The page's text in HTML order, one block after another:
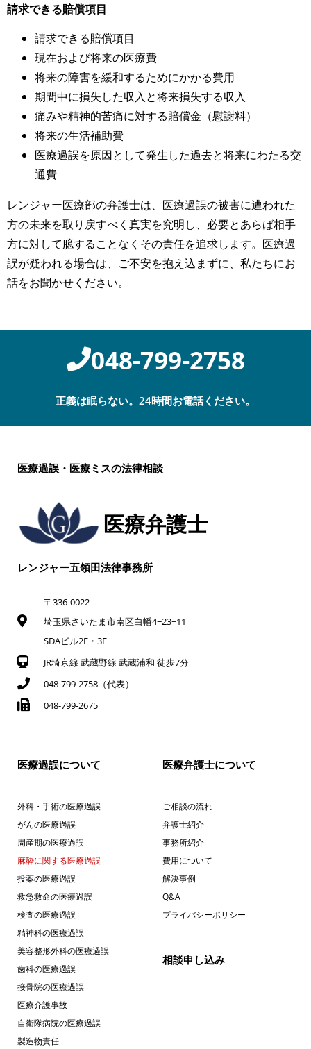
請求できる賠償項目
請求できる賠償項目
現在および将来の医療費
将来の障害を緩和するためにかかる費用
期間中に損失した収入と将来損失する収入
痛みや精神的苦痛に対する賠償金（慰謝料）
将来の生活補助費
医療過誤を原因として発生した過去と将来にわたる交
通費
レンジャー医療部の弁護士は、医療過誤の被害に遭われた
方の未来を取り戻すべく真実を究明し、必要とあらば相手
方に対して臆することなくその責任を追求します。医療過
誤が疑われる場合は、ご不安を抱え込まずに、私たちにお
話をお聞かせください。
048-799-2758
正義は眠らない。24時間お電話ください。
医療過誤・医療ミスの法律相談
医療弁護士
レンジャー五領田法律事務所
〒336-0022
埼玉県さいたま市南区白幡4−23−11
SDAビル2F・3F
JR埼京線 武蔵野線 武蔵浦和 徒歩7分
048-799-2758（代表）
048-799-2675
医療過誤について
外科・手術の医療過誤
がんの医療過誤
周産期の医療過誤
麻酔に関する医療過誤
投薬の医療過誤
救急救命の医療過誤
検査の医療過誤
精神科の医療過誤
美容整形外科の医療過誤
歯科の医療過誤
接骨院の医療過誤
医療介護事故
自衛隊病院の医療過誤
製造物責任
医療弁護士について
ご相談の流れ
弁護士紹介
事務所紹介
費用について
解決事例
Q&A
プライバシーポリシー
相談申し込み